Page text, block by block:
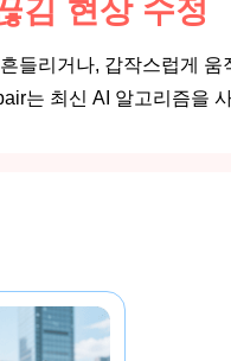
김 현상 수정
들리거나, 갑작스럽게
는 최신 AI 알고리즘을